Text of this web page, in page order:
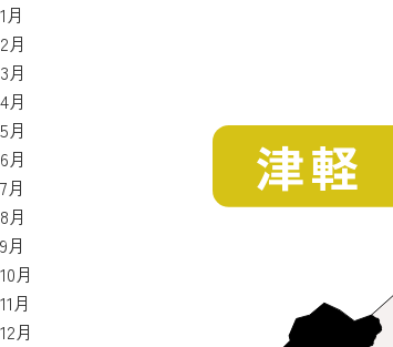
1月
2月
3月
4月
5月
6月
7月
8月
9月
10月
11月
12月